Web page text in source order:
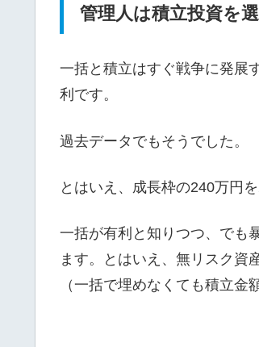
管理人は積立投資を
一括と積立はすぐ戦争に発展
利です。
過去データでもそうでした。
とはいえ、成長枠の240万円
一括が有利と知りつつ、でも
ます。とはいえ、無リスク資
（一括で埋めなくても積立金